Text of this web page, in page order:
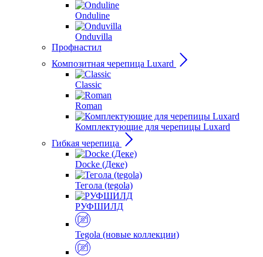
Onduline
Onduvilla
Профнастил
Композитная черепица Luxard
Сlassic
Roman
Комплектующие для черепицы Luxard
Гибкая черепица
Docke (Деке)
Тегола (tegola)
РУФШИЛД
Tegola (новые коллекции)